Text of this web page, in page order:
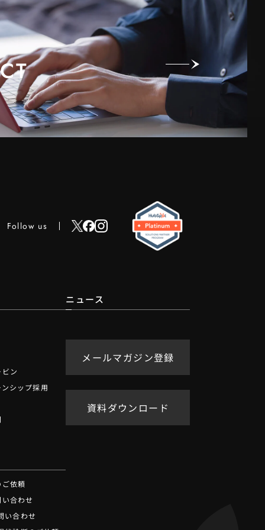
Follow us
ン
シップ採用
依頼
合わせ
い合わせ
ニュース
メールマガジン登録
資料ダウンロード